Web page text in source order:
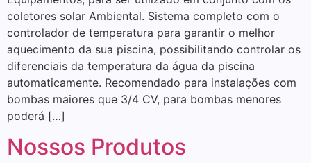
coletores solar Ambiental. Sistema completo com o
controlador de temperatura para garantir o melhor
aquecimento da sua piscina, possibilitando controlar os
diferenciais da temperatura da água da piscina
automaticamente. Recomendado para instalações com
bombas maiores que 3/4 CV, para bombas menores
poderá […]
Nossos Produtos